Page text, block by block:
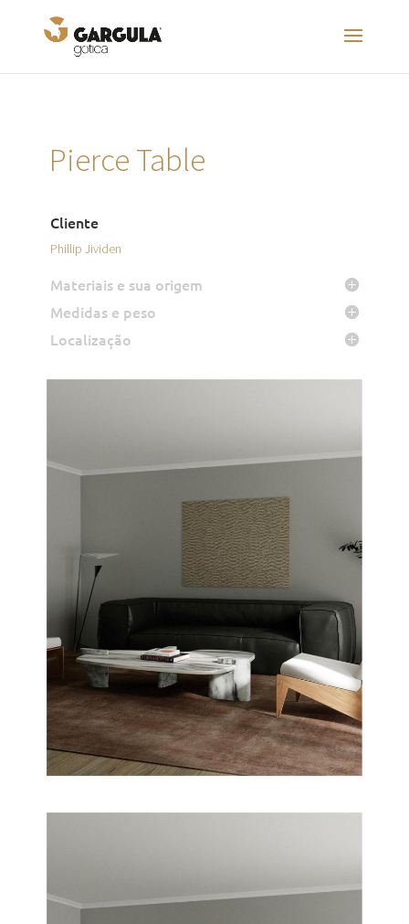
Pierce Table
Cliente
Phillip Jividen
Materiais e sua origem
Medidas e peso
Localização